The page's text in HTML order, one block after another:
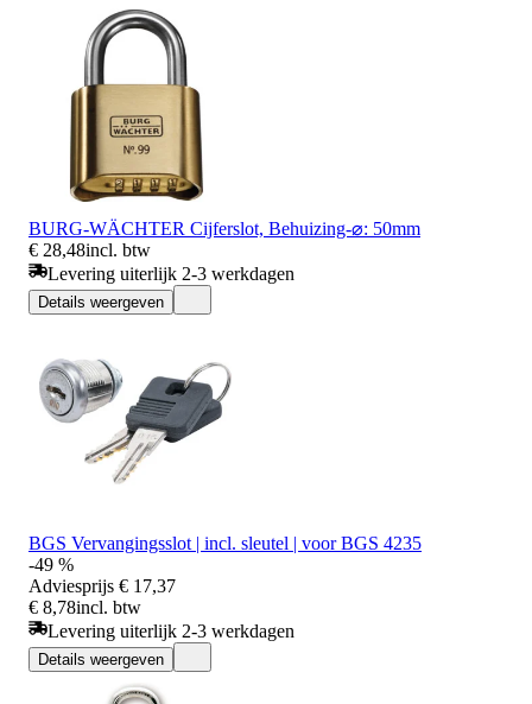
BURG-WÄCHTER Cijferslot, Behuizing-⌀: 50mm
€ 28,48incl. btw
Levering uiterlijk 2-3 werkdagen
Details weergeven
BGS Vervangingsslot | incl. sleutel | voor BGS 4235
-49 %
Adviesprijs € 17,37
€ 8,78incl. btw
Levering uiterlijk 2-3 werkdagen
Details weergeven